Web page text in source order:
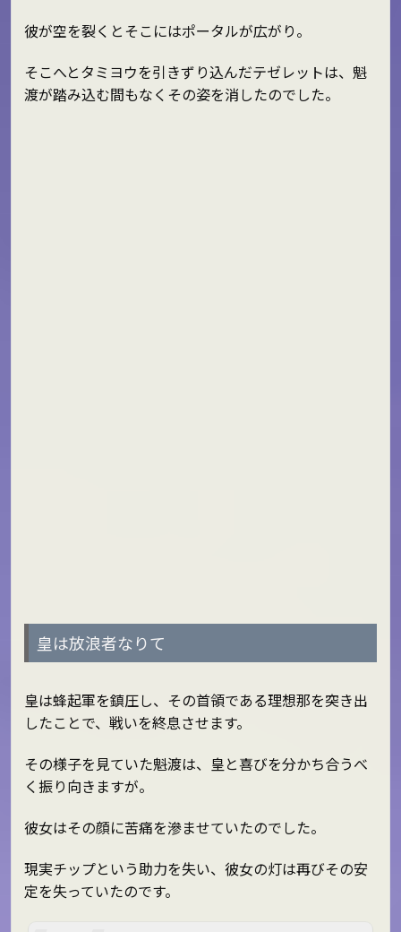
彼が空を裂くとそこにはポータルが広がり。
そこへとタミヨウを引きずり込んだテゼレットは、魁
渡が踏み込む間もなくその姿を消したのでした。
皇は放浪者なりて
皇は蜂起軍を鎮圧し、その首領である理想那を突き出
したことで、戦いを終息させます。
その様子を見ていた魁渡は、皇と喜びを分かち合うべ
く振り向きますが。
彼女はその顔に苦痛を滲ませていたのでした。
現実チップという助力を失い、彼女の灯は再びその安
定を失っていたのです。